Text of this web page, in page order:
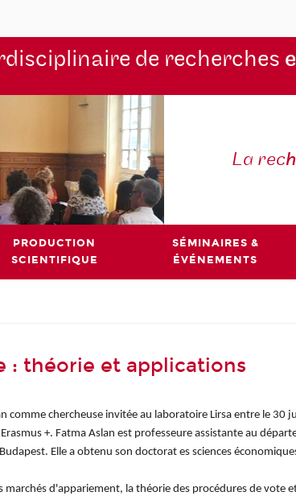
de recherches
La rec
PRODUCTION
SCIENTIFIQUE
SÉMINAIRES &
ÉVÉNEMENTS
: théorie et applications
comme chercheuse invitée au laboratoire Lirsa entre le 30
+. FatmaAslan est professeure assistante au
Elle a obtenu son doctorat es sciences
marchés d'appariement, la théorie des procédures de vote